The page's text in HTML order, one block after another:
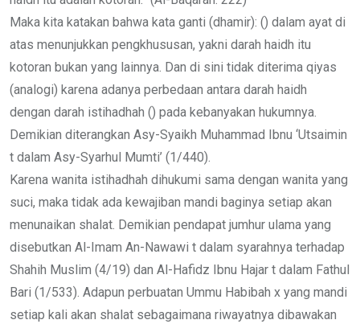
Maka kita katakan bahwa kata ganti (dhamir): () dalam ayat di
atas menunjukkan pengkhususan, yakni darah haidh itu
kotoran bukan yang lainnya. Dan di sini tidak diterima qiyas
(analogi) karena adanya perbedaan antara darah haidh
dengan darah istihadhah () pada kebanyakan hukumnya.
Demikian diterangkan Asy-Syaikh Muhammad Ibnu ‘Utsaimin
t dalam Asy-Syarhul Mumti’ (1/440).
Karena wanita istihadhah dihukumi sama dengan wanita yang
suci, maka tidak ada kewajiban mandi baginya setiap akan
menunaikan shalat. Demikian pendapat jumhur ulama yang
disebutkan Al-Imam An-Nawawi t dalam syarahnya terhadap
Shahih Muslim (4/19) dan Al-Hafidz Ibnu Hajar t dalam Fathul
Bari (1/533). Adapun perbuatan Ummu Habibah x yang mandi
setiap kali akan shalat sebagaimana riwayatnya dibawakan